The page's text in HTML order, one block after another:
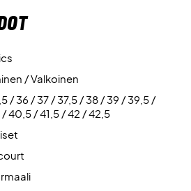
varvasalueella, joka lisää
malli, mikä tekee siitä täydellisen
ja padelkentille.
jo tänään!
/ Valkoinen
/ 36 / 37 / 37,5 / 38 / 39 / 39,5 /
40,5 / 41,5 / 42 / 42,5